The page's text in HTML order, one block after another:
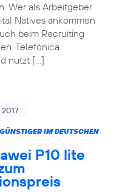
Wer als Arbeitgeber
Natives ankommen
beim Recruiting
Telefónica
nutzt […]
IM DEUTSCHEN
P10 lite